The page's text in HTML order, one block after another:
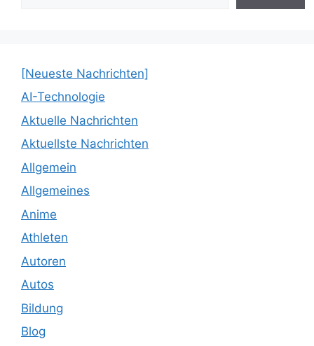
[Neueste Nachrichten]
AI-Technologie
Aktuelle Nachrichten
Aktuellste Nachrichten
Allgemein
Allgemeines
Anime
Athleten
Autoren
Autos
Bildung
Blog